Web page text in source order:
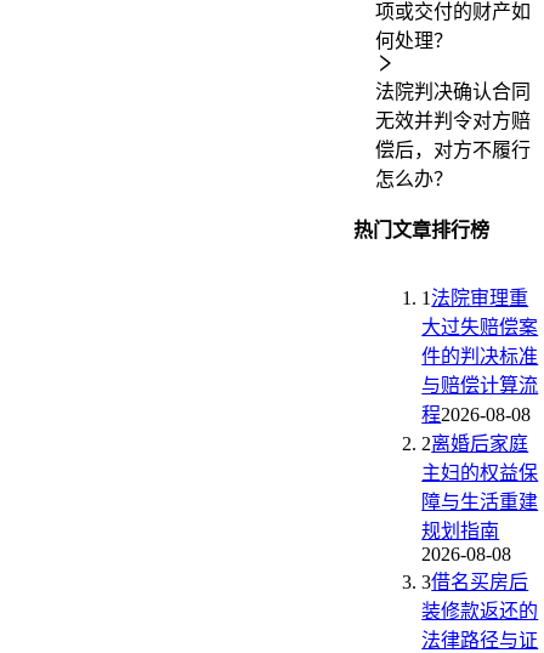
项或交付的财产如
何处理？
法院判决确认合同
无效并判令对方赔
偿后，对方不履行
怎么办？
热门文章排行榜
1法院审理重
大过失赔偿案
件的判决标准
与赔偿计算流
程2026-08-08
2离婚后家庭
主妇的权益保
障与生活重建
规划指南
2026-08-08
3借名买房后
装修款返还的
法律路径与证